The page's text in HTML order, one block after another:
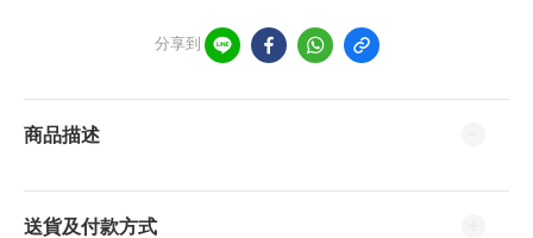
分享到
商品描述
送貨及付款方式